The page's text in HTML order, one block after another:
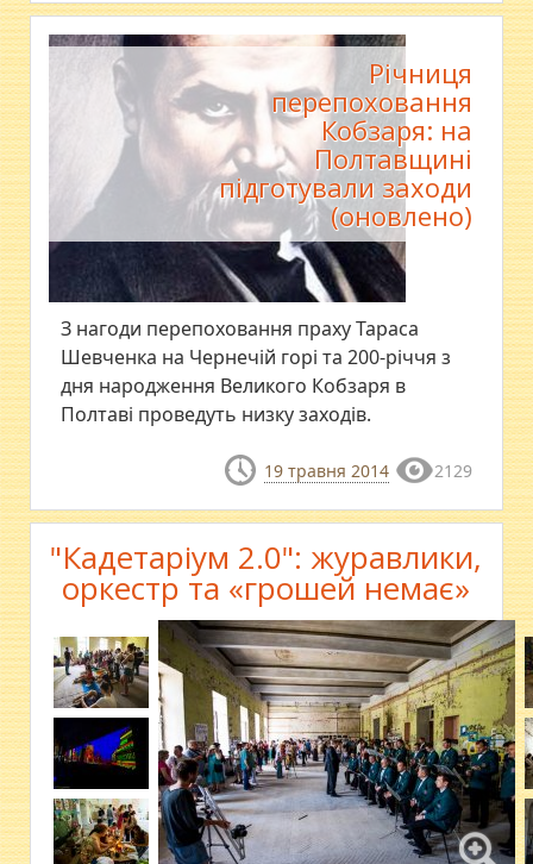
Річниця
перепоховання
Кобзаря: на
Полтавщині
підготували заходи
(оновлено)
З нагоди перепоховання праху Тараса
Шевченка на Чернечій горі та 200-річчя з
дня народження Великого Кобзаря в
Полтаві проведуть низку заходів.
19 травня 2014 2129
"Кадетаріум 2.0": журавлики,
оркестр та «грошей немає»